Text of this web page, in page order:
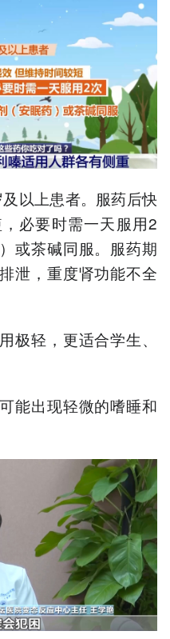
以上患者。服药后快
必要时需一天服用2
或茶碱同服。服药期
泄，重度肾功能不全
轻，更适合学生、
出现轻微的嗜睡和